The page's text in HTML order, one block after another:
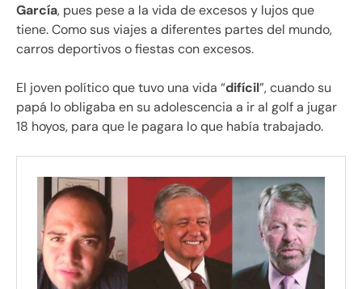
García, pues pese a la vida de excesos y lujos que
tiene. Como sus viajes a diferentes partes del mundo,
carros deportivos o fiestas con excesos.
El joven político que tuvo una vida “difícil”, cuando su
papá lo obligaba en su adolescencia a ir al golf a jugar
18 hoyos, para que le pagara lo que había trabajado.